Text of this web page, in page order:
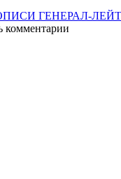
ГЕНЕРАЛ-
комментарии